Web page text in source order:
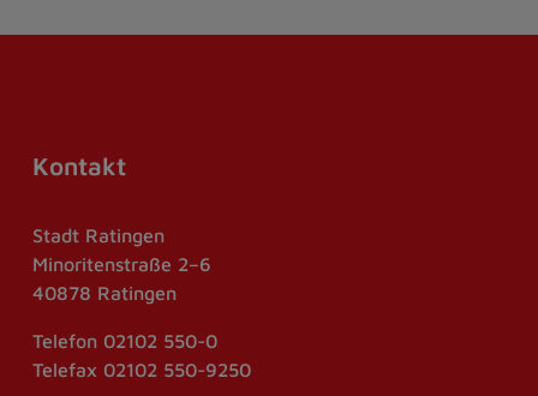
Kontakt
Stadt Ratingen
Minoritenstraße 2–6
40878 Ratingen
Telefon 02102 550-0
Telefax 02102 550-9250